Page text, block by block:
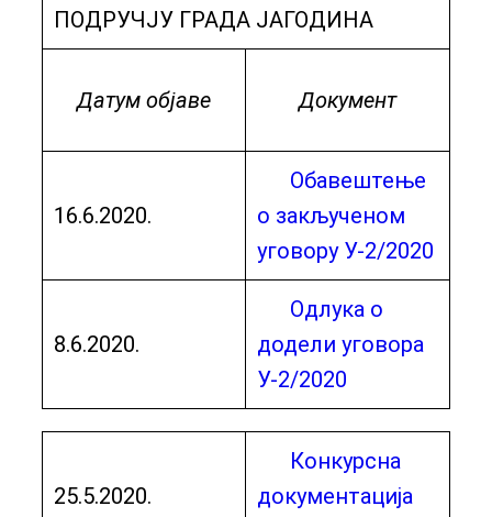
ПОДРУЧЈУ ГРАДА ЈАГОДИНА
Датум објаве Документ
16.6.2020.
Обавештење
о закљученом
уговору У-2/2020
8.6.2020.
Одлука о
додели уговора
У-2/2020
25.5.2020.
Конкурсна
документација